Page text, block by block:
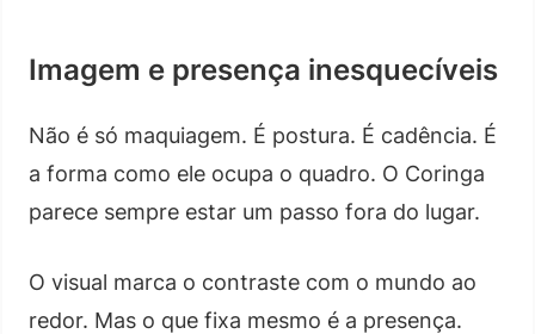
Imagem e presença inesquecíveis
Não é só maquiagem. É postura. É cadência. É
a forma como ele ocupa o quadro. O Coringa
parece sempre estar um passo fora do lugar.
O visual marca o contraste com o mundo ao
redor. Mas o que fixa mesmo é a presença.